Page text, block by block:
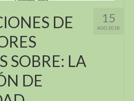
15
AGO 2018
DE
SOBRE: LA
DE